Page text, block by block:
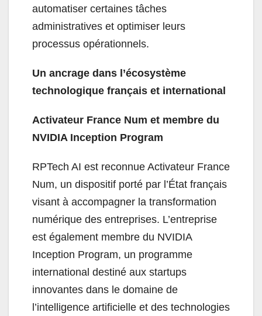
automatiser certaines tâches
administratives et optimiser leurs
processus opérationnels.
Un ancrage dans l’écosystème
technologique français et international
Activateur France Num et membre du
NVIDIA Inception Program
RPTech AI est reconnue Activateur France
Num, un dispositif porté par l’État français
visant à accompagner la transformation
numérique des entreprises. L’entreprise
est également membre du NVIDIA
Inception Program, un programme
international destiné aux startups
innovantes dans le domaine de
l’intelligence artificielle et des technologies